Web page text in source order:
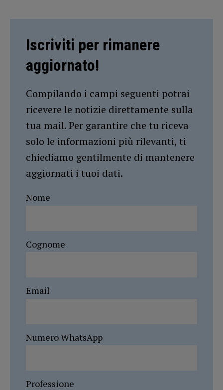
Iscriviti per rimanere
aggiornato!
Compilando i campi seguenti potrai
ricevere le notizie direttamente sulla
tua mail. Per garantire che tu riceva
solo le informazioni più rilevanti, ti
chiediamo gentilmente di mantenere
aggiornati i tuoi dati.
Nome
Cognome
Email
Numero WhatsApp
Professione